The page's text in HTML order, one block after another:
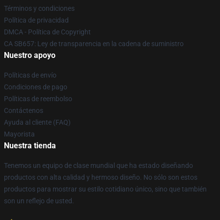
Términos y condiciones
Política de privacidad
DMCA - Política de Copyright
CA SB657: Ley de transparencia en la cadena de suministro
Nuestro apoyo
Políticas de envío
Condiciones de pago
Políticas de reembolso
Contáctenos
Ayuda al cliente (FAQ)
Mayorista
Nuestra tienda
Tenemos un equipo de clase mundial que ha estado diseñando
productos con alta calidad y hermoso diseño. No sólo son estos
productos para mostrar su estilo cotidiano único, sino que también
son un reflejo de usted.